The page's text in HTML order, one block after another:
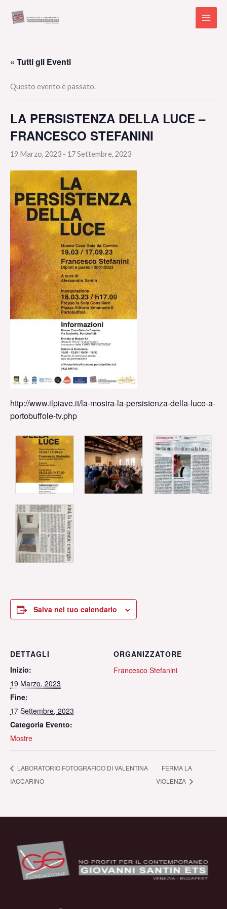
« Tutti gli Eventi
Questo evento è passato.
LA PERSISTENZA DELLA LUCE –
FRANCESCO STEFANINI
19 Marzo, 2023 - 17 Settembre, 2023
http://www.ilpiave.it/la-mostra-la-persistenza-della-luce-a-
portobuffole-tv.php
Salva nel tuo calendario
DETTAGLI
Inizio:
19 Marzo, 2023
Fine:
17 Settembre, 2023
Categoria Evento:
Mostre
ORGANIZZATORE
Francesco Stefanini
LABORATORIO FOTOGRAFICO DI VALENTINA
IACCARINO
FERMA LA
VIOLENZA